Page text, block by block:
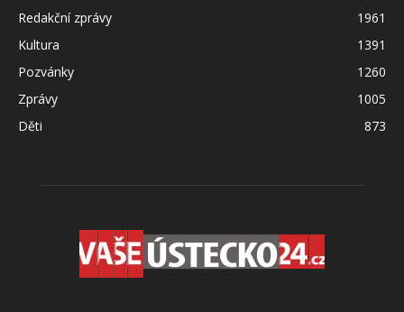
Redakční zprávy
1961
Kultura
1391
Pozvánky
1260
Zprávy
1005
Děti
873